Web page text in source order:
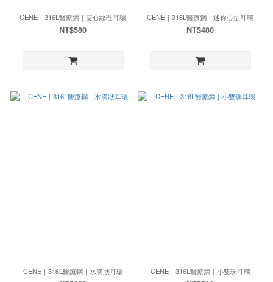
CENE｜316L醫療鋼｜雙心紋理耳環
NT$580
CENE｜316L醫療鋼｜迷你心型耳環
NT$480
CENE｜316L醫療鋼｜水滴狀耳環 CENE｜316L醫療鋼｜小雙珠耳環